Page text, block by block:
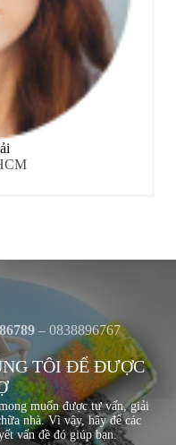
– 0838896767
TÔI ĐỂ ĐƯỢC
muốn được tư vấn, giải
nhà. Vì vậy, hãy để các
vấn đề đó giúp bạn.